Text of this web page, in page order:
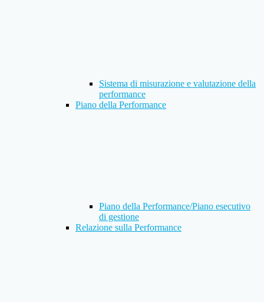
Sistema di misurazione e valutazione della
performance
Piano della Performance
Piano della Performance/Piano esecutivo
di gestione
Relazione sulla Performance